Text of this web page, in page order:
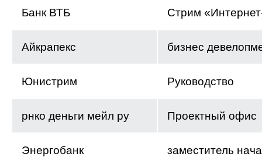
Банк ВТБ Стрим
Айкрапекс бизнес
Юнистрим Руководство
рнко деньги мейл ру Проектный офис
Энергобанк
заместитель